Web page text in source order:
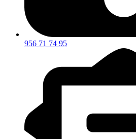
956 71 74 95